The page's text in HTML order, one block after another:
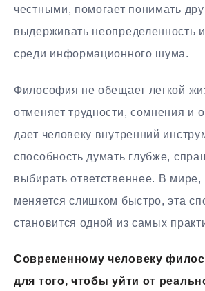
честными, помогает понимать
выдерживать неопределенность
среди информационного шума.
Философия не обещает легкой
отменяет трудности, сомнения и
дает человеку внутренний
способность думать глубже,
выбирать ответственнее. В мире,
меняется слишком быстро, эта
становится одной из самых
Современному человеку
для того, чтобы уйти от